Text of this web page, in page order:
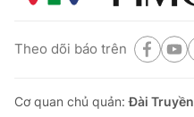
Theo dõi báo trên
Cơ quan chủ quản:Đài